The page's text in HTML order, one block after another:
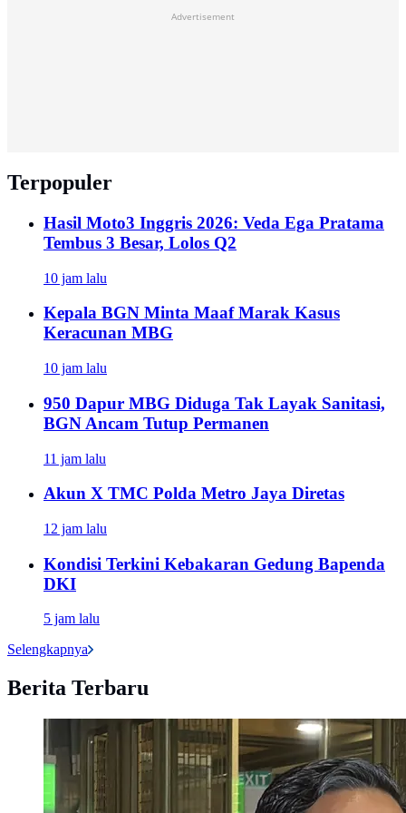
Advertisement
Terpopuler
Hasil Moto3 Inggris 2026: Veda Ega Pratama
Tembus 3 Besar, Lolos Q2
10 jam lalu
Kepala BGN Minta Maaf Marak Kasus
Keracunan MBG
10 jam lalu
950 Dapur MBG Diduga Tak Layak Sanitasi,
BGN Ancam Tutup Permanen
11 jam lalu
Akun X TMC Polda Metro Jaya Diretas
12 jam lalu
Kondisi Terkini Kebakaran Gedung Bapenda
DKI
5 jam lalu
Selengkapnya
Berita Terbaru